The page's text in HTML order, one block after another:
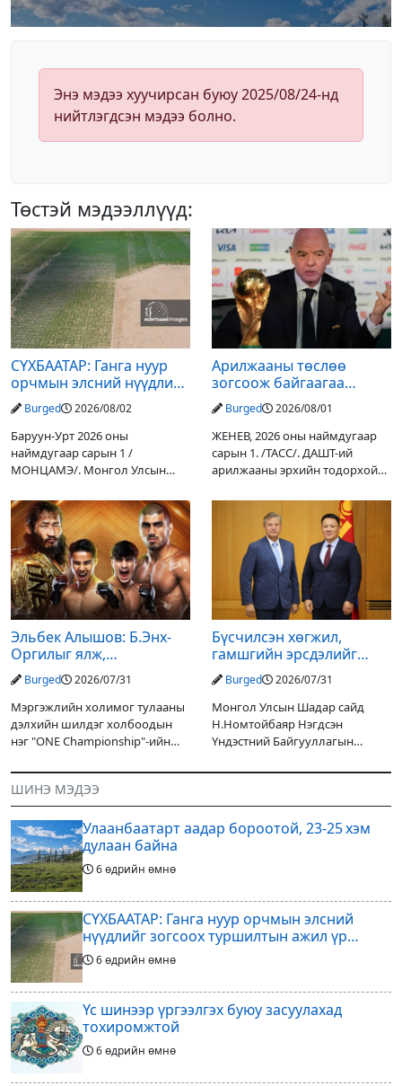
Энэ мэдээ хуучирсан буюу 2025/08/24-нд
нийтлэгдсэн мэдээ болно.
Төстэй мэдээллүүд:
СҮХБААТАР: Ганга нуур
орчмын элсний нүүдлийг
зогсоох туршилтын ажил
үр дүнгээ өгч эхэлжээ
Burged 2026/08/02
Баруун-Урт 2026 оны
наймдугаар сарын 1 /
МОНЦАМЭ/. Монгол Улсын
Дарьгангын Ганга нуурыг
сэргээн, хамгаалах төслийг
улсын төсвийн хөрөнгө
оруулалтаар хийж буй.
Төслийн
Арилжааны төслөө
зогсоож байгаагаа
Ж.Инфантино мэдэгдэв
Burged 2026/08/01
ЖЕНЕВ, 2026 оны наймдугаар
сарын 1. /ТАСС/. ДАШТ-ий
арилжааны эрхийн тодорхой
оруулагчдад худалдах
төслөөсөө татгалзахаар
шийдвэрлэснээ ФИФА-гийн
ерөнхийлөгч Жанни
Эльбек Алышов: Б.Энх-
Оргилыг ялж,
гэрийнхэндээ байшин
авч өгнө
Burged 2026/07/31
Мэргэжлийн холимог тулааны
дэлхийн шилдэг холбоодын
нэг "ONE Championship"-ийн
өнөөдөр/2026.07.31/ болно. Энэ
өдөрлөгийн оргил тулааны
эзэд нь бантам жингийн аварга
Бүсчилсэн хөгжил,
гамшгийн эрсдэлийг
бууруулах чиглэлээр
НҮБ-тай хамтын
ажиллагаагаа
өргөжүүлэхээр санал
солилцлоо
Burged 2026/07/31
Монгол Улсын Шадар сайд
Н.Номтойбаяр Нэгдсэн
Үндэстний Байгууллагын
Хиердэнийг хүлээн авч уулзан,
ажиллагааны өнөөгийн байдал
болон цаашдын
ШИНЭ МЭДЭЭ
Улаанбаатарт аадар бороотой, 23-25 хэм
дулаан байна
6 өдрийн өмнө
СҮХБААТАР: Ганга нуур орчмын элсний
нүүдлийг зогсоох туршилтын ажил үр
дүнгээ өгч эхэлжээ
6 өдрийн өмнө
Үс шинээр үргээлгэх буюу засуулахад
тохиромжтой
6 өдрийн өмнө